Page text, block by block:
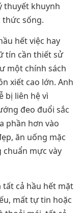
thuyết khuynh
sống.
hết việc hay
tín cần thiết sử
một chính sách
xiết cao lớn. Anh
bị liên hệ vì
đeo đuổi sắc
phần hơn vào
ăn uống mặc
chuẩn mực vày
cả hầu hết mặt
mất tự tin hoặc